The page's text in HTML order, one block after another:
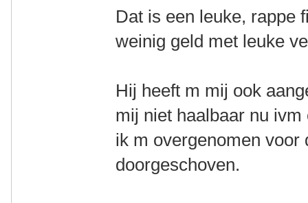
Dat is een leuke, rappe
weinig geld met leuke
Hij heeft m mij ook
mij niet haalbaar nu
ik m overgenomen voor
doorgeschoven.